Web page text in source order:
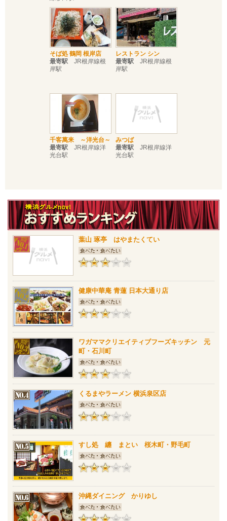
そば処 鶴岡 根岸店
最寄駅 JR根岸線根
岸駅
レストラン シン
最寄駅 JR根岸線根
岸駅
千客萬来 ～洋光台～
最寄駅 JR根岸線洋
光台駅
みつば
最寄駅 JR根岸線洋
光台駅
葉山 琢亭 はやまたくてい
健康中華庵 青蓮 日本大通り店
ワガママクリエイティブフーズキッチン 元
町・石川町
くるまやラーメン 横浜泉区店
すし処 纏 まとい 桜木町・野毛町
沖縄ダイニング かりゆし